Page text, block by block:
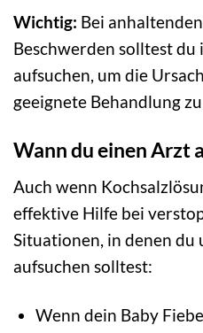
Wichtig: Bei
Beschwerden solltest
aufsuchen, um die
geeignete Behandlung
Wann du einen Arzt
Auch wenn
effektive Hilfe bei
Situationen, in denen
aufsuchen solltest:
Wenn dein Baby